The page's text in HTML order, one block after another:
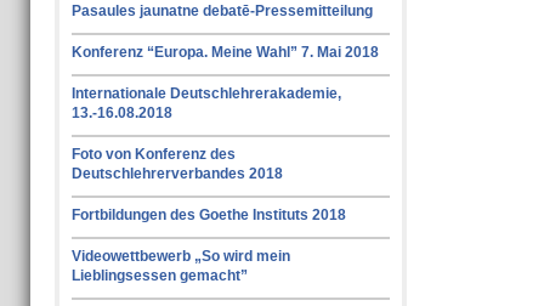
Pasaules jaunatne debatē-Pressemitteilung
Konferenz “Europa. Meine Wahl” 7. Mai 2018
Internationale Deutschlehrerakademie,
13.-16.08.2018
Foto von Konferenz des
Deutschlehrerverbandes 2018
Fortbildungen des Goethe Instituts 2018
Videowettbewerb „So wird mein
Lieblingsessen gemacht”